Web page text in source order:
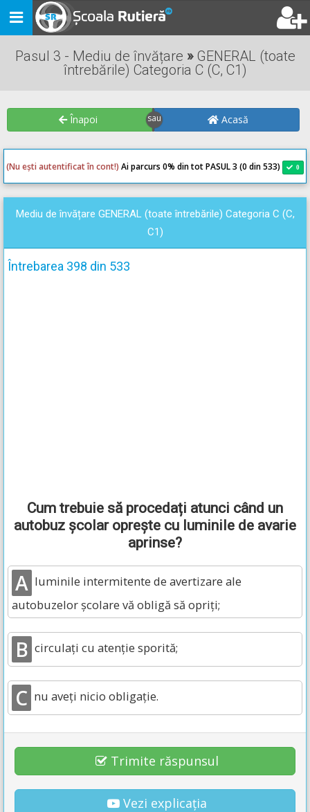
Toggle
navigation
Pasul 3 - Mediu de învățare »GENERAL (toate
întrebările) Categoria C (C, C1)
Înapoi Acasă
(Nu ești autentificat în cont!) Ai parcurs 0% din tot PASUL 3 (0 din 533) 0
Mediu de învățare GENERAL (toate întrebările) Categoria C (C,
C1)
Întrebarea 398 din 533
Cum trebuie să procedați atunci când un
autobuz școlar oprește cu luminile de avarie
aprinse?
A luminile intermitente de avertizare ale
autobuzelor școlare vă obligă să opriți;
B circulați cu atenție sporită;
C nu aveți nicio obligație.
Trimite răspunsul
Vezi explicația